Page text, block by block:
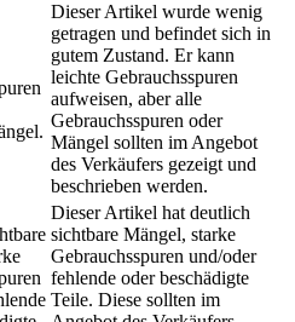
Dieser Artikel wurde wenig
getragen und befindet sich in
gutem Zustand. Er kann
leichte Gebrauchsspuren
aufweisen, aber alle
Gebrauchsspuren oder
Mängel sollten im Angebot
des Verkäufers gezeigt und
beschrieben werden.
Dieser Artikel hat deutlich
sichtbare Mängel, starke
Gebrauchsspuren und/oder
fehlende oder beschädigte
Teile. Diese sollten im